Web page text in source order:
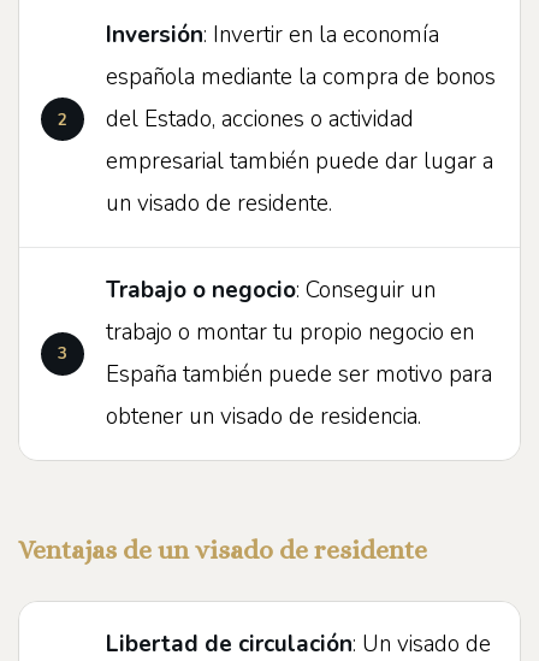
Inversión: Invertir en la economía
española mediante la compra de bonos
del Estado, acciones o actividad
empresarial también puede dar lugar a
un visado de residente.
Trabajo o negocio: Conseguir un
trabajo o montar tu propio negocio en
España también puede ser motivo para
obtener un visado de residencia.
Ventajas de un visado de residente
Libertad de circulación: Un visado de